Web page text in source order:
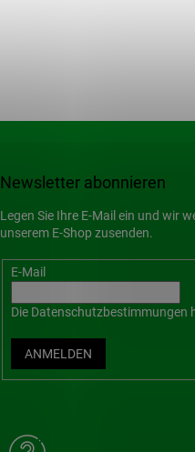
Newsletter abonnieren
Legen Sie Ihre E-Mail ein und wir
unserem E-Shop zusenden.
E-Mail
Die Datenschutzbestimmungen
ANMELDEN